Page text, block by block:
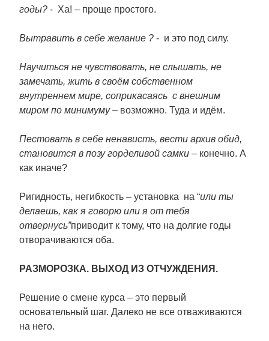
годы? - Ха! – проще простого.
Вытравить в себе желание ? - и это под силу.
Научиться не чувствовать, не слышать, не
замечать, жить в своём собственном
внутреннем мире, соприкасаясь с внешним
миром по минимуму– возможно. Туда и идём.
Пестовать в себе ненависть, вести архив обид,
становится в позу горделивой самки – конечно. А
как иначе?
Ригидность, негибкость – установка на “или ты
делаешь, как я говорю или я от тебя
отвернусь”приводит к тому, что на долгие годы
отворачиваются оба.
РАЗМОРОЗКА. ВЫХОД ИЗ ОТЧУЖДЕНИЯ.
Решение о смене курса – это первый
основательный шаг. Далеко не все отваживаются
на него.